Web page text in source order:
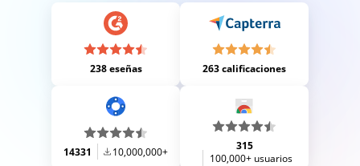
238 eseñas 263 calificaciones
14331 10,000,000+
315
100,000+ usuarios